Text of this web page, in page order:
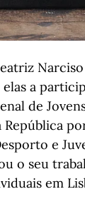
a
de
República
e
o seu
em